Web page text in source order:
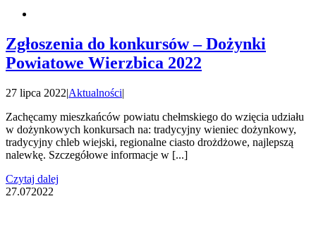
Zgłoszenia do konkursów – Dożynki
Powiatowe Wierzbica 2022
27 lipca 2022|Aktualności|
Zachęcamy mieszkańców powiatu chełmskiego do wzięcia udziału
w dożynkowych konkursach na: tradycyjny wieniec dożynkowy,
tradycyjny chleb wiejski, regionalne ciasto drożdżowe, najlepszą
nalewkę. Szczegółowe informacje w [...]
Czytaj dalej
27.072022